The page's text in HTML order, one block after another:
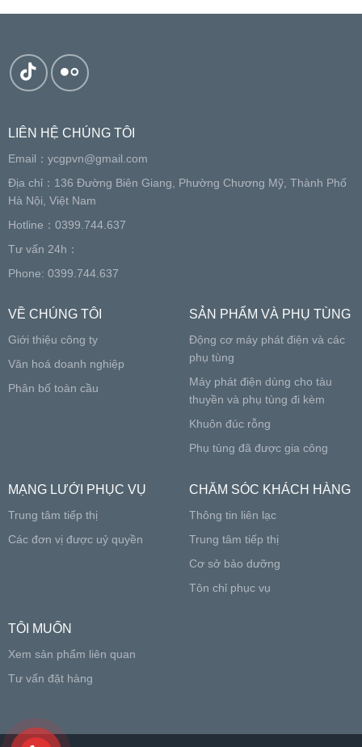
LIÊN HỆ CHÚNG TÔI
Email： ycgpvn@gmail.com
Địa chỉ：136 Đường Biên Giang, Phường Chương Mỹ, Thành Phố
Hà Nội, Việt Nam
Hotline：0399.744.637
Tư vấn 24h：
Phone: 0399.744.637
VỀ CHÚNG TÔI
Giới thiệu công ty
Văn hoá doanh nghiệp
Phân bố toàn cầu
SẢN PHẨM VÀ PHỤ TÙNG
Động cơ máy phát điện và các
phụ tùng
Máy phát điện dùng cho tàu
thuyền và phụ tùng đi kèm
Khuôn đúc rỗng
Phụ tùng đã được gia công
MẠNG LƯỚI PHỤC VỤ
Trung tâm tiếp thị
Các đơn vị được uỷ quyền
CHĂM SÓC KHÁCH HÀNG
Thông tin liên lạc
Trung tâm tiếp thị
Cơ sở bảo dưỡng
Tôn chỉ phục vụ
TÔI MUỐN
Xem sản phẩm liên quan
Tư vấn đặt hàng